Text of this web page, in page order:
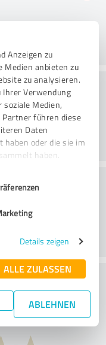
Anzeigen zu
Medien anbieten zu
zu analysieren.
Verwendung
Medien,
Partner führen diese
Daten
oder die sie im
haben.
Details zeigen
ALLE ZULASSEN
ABLEHNEN
the price to